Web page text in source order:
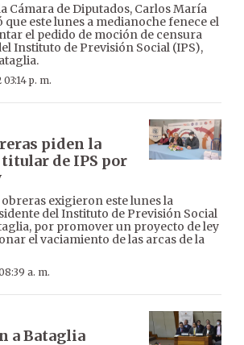
Cámara de Diputados, Carlos María
este lunes a medianoche fenece el
el pedido de moción de censura
Instituto de Previsión Social (IPS),
p. m.
piden la
de IPS por
exigieron este lunes la
del Instituto de Previsión Social
por promover un proyecto de ley
el vaciamiento de las arcas de la
a. m.
a Bataglia